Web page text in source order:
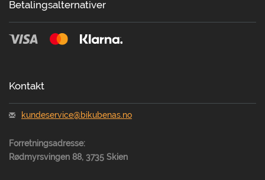
Betalingsalternativer
Kontakt
kundeservice@bikubenas.no
Forretningsadresse:
Rødmyrsvingen 88, 3735 Skien